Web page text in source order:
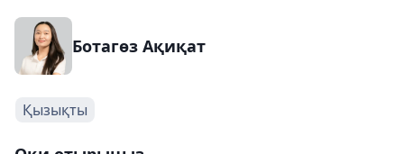
Ботагөз Ақиқат
Қызықты